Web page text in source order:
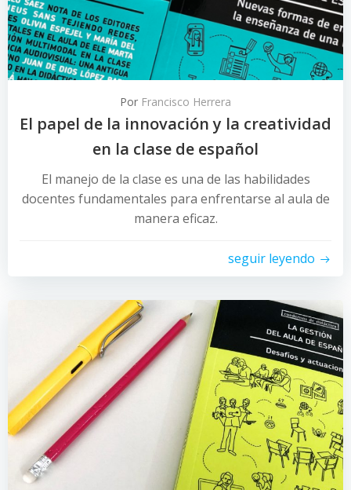
Por Francisco Herrera
El papel de la innovación y la creatividad
en la clase de español
El manejo de la clase es una de las habilidades
docentes fundamentales para enfrentarse al aula de
manera eficaz.
seguir leyendo